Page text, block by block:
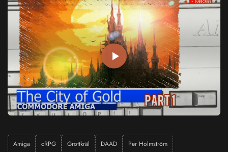
Amiga cRPG Grottkräl DAAD Per Holmström